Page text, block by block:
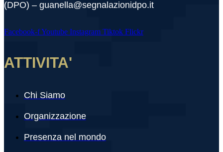
(DPO) – guanella@segnalazionidpo.it
Facebook-fYoutube Instagram Tiktok Flickr
ATTIVITA'
Chi Siamo
Organizzazione
Presenza nel mondo